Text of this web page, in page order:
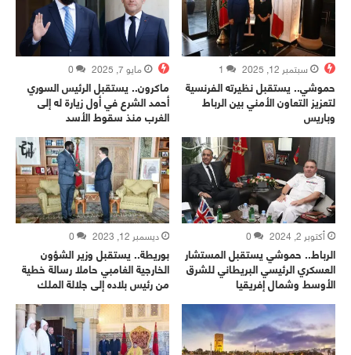
سبتمبر 12, 2025 1
حموشي.. يستقبل نظيرته الفرنسية
لتعزيز التعاون الأمني بين الرباط
وباريس
مايو 7, 2025 0
ماكرون.. يستقبل الرئيس السوري
أحمد الشرع في أول زيارة له إلى
الغرب منذ سقوط الأسد
أكتوبر 2, 2024 0
الرباط.. حموشي يستقبل المستشار
العسكري الرئيسي البريطاني للشرق
الأوسط وشمال إفريقيا
ديسمبر 12, 2023 0
بوريطة.. يستقبل وزير الشؤون
الخارجية الغامبي حاملا رسالة خطية
من رئيس بلاده إلى جلالة الملك